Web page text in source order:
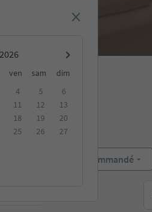
ven sam
dim
4 5
6
11 12
13
18 19
20
25 26
27
Recommandé